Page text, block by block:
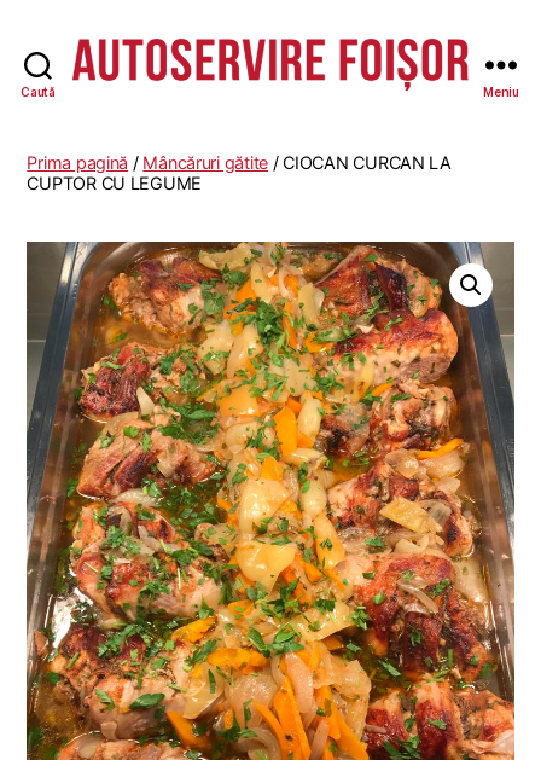
Caută
-
Meniu
Prima pagină / Mâncăruri gătite / CIOCAN CURCAN LA
CUPTOR CU LEGUME